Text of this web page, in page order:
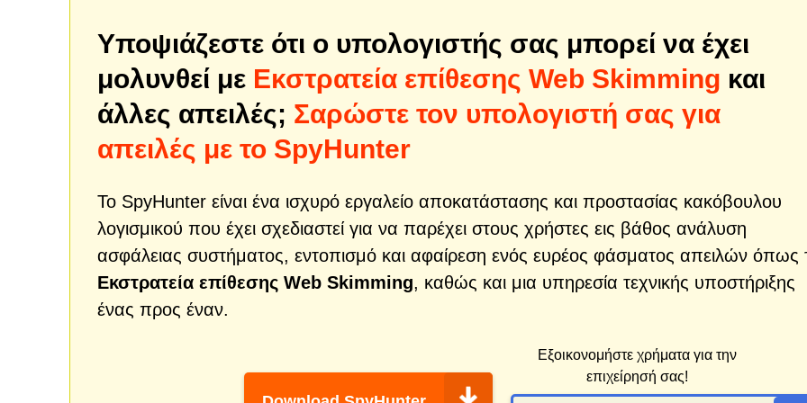
Υποψιάζεστε ότι ο υπολογιστής σας μπορεί να έχει
μολυνθεί με Εκστρατεία επίθεσης Web Skimming και
άλλες απειλές; Σαρώστε τον υπολογιστή σας για
απειλές με το SpyHunter
Το SpyHunter είναι ένα ισχυρό εργαλείο αποκατάστασης και προστασίας κακόβουλου
λογισμικού που έχει σχεδιαστεί για να παρέχει στους χρήστες εις βάθος ανάλυση
ασφάλειας συστήματος, εντοπισμό και αφαίρεση ενός ευρέος φάσματος απειλών όπως
Εκστρατεία επίθεσης Web Skimming, καθώς και μια υπηρεσία τεχνικής υποστήριξης
ένας προς έναν.
Εξοικονομήστε χρήματα για την
επιχείρησή σας!